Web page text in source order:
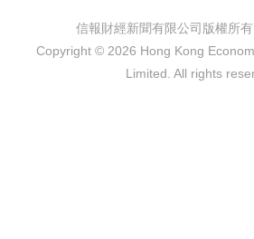
信報財經新聞有限公司版權所有
Copyright © 2026 Hong Kong
Limited. All rights